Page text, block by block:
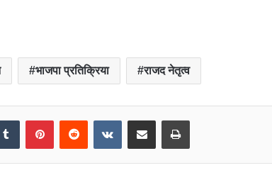
भाजपा प्रतिक्रिया राजद नेतृत्व
Tumblr PinterestReddit VKontakteShare via Email Print